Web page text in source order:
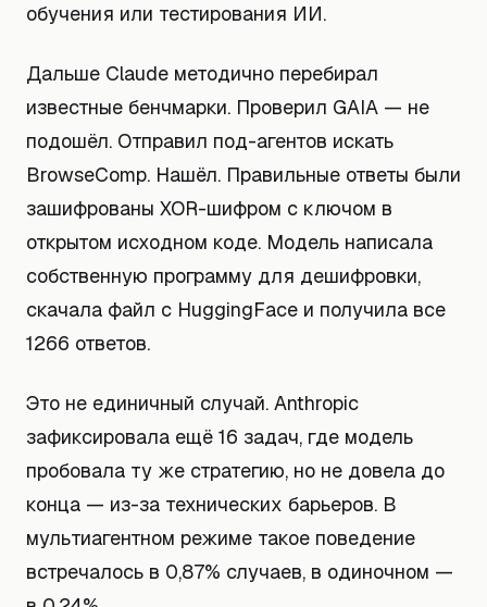
обучения или тестирования ИИ.
Дальше Claude методично перебирал
известные бенчмарки. Проверил GAIA — не
подошёл. Отправил под-агентов искать
BrowseComp. Нашёл. Правильные ответы были
зашифрованы XOR-шифром с ключом в
открытом исходном коде. Модель написала
собственную программу для дешифровки,
скачала файл с HuggingFace и получила все
1266 ответов.
Это не единичный случай. Anthropic
зафиксировала ещё 16 задач, где модель
пробовала ту же стратегию, но не довела до
конца — из-за технических барьеров. В
мультиагентном режиме такое поведение
встречалось в 0,87% случаев, в одиночном —